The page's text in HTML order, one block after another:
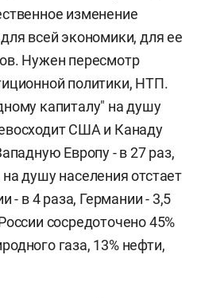
изменение
всей экономики, для ее
Нужен пересмотр
политики, НТП.
капиталу" на душу
США и Канаду
Европу - в 27 раз,
душу населения отстает
- в 4 раза, Германии - 3,5
сосредоточено 45%
газа, 13% нефти,